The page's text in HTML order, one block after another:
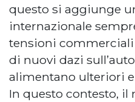
questo si aggiunge
internazionale
tensioni commerciali
di nuovi dazi
alimentano ulteriori
In questo contesto, il